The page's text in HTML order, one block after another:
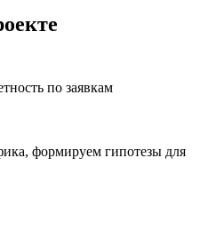
по заявкам
формируем гипотезы для